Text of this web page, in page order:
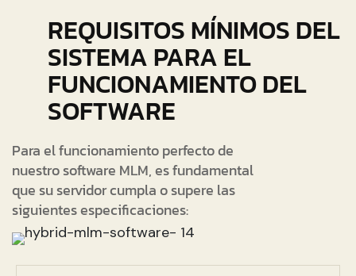
REQUISITOS MÍNIMOS DEL
SISTEMA PARA EL
FUNCIONAMIENTO DEL
SOFTWARE
Para el funcionamiento perfecto de
nuestro software MLM, es fundamental
que su servidor cumpla o supere las
siguientes especificaciones: